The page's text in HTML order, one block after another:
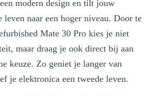
modern design en tilt jouw
leven naar een hoger niveau. Door te
Mate 30 Pro kies je niet
maar draag je ook direct bij aan
keuze. Zo geniet je langer van
je elektronica een tweede leven.